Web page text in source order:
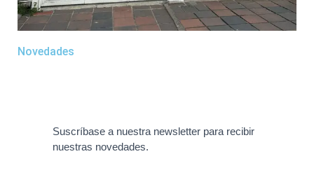
Novedades
Suscríbase a nuestra newsletter para recibir
nuestras novedades.